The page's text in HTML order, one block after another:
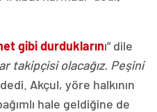
gibi durduklarını” dile
takipçisi olacağız. Peşini
dedi. Akçul, yöre halkının
hale geldiğine de